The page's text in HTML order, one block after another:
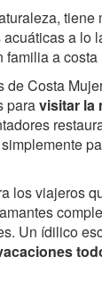
tiene
a lo
a
de Costa
paravisitar la
los viajeros
Un ídilico